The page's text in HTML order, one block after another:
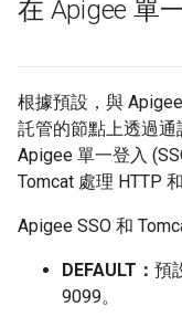
在 Apigee 單
根據預設，與
託管的節點上透過通
Apigee 單一登入
Tomcat 處理 HTTP
Apigee SSO 和
DEFAULT： 預
9099。